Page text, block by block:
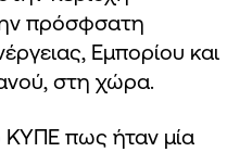
πρόσφσατη
Εμπορίου και
στη χώρα.
πως ήταν μία